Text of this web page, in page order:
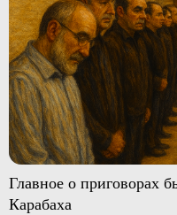
Главное о приговорах
Карабаха